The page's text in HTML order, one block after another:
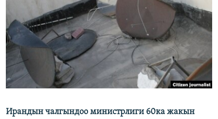
АЗАТТЫК+
ЫҢГАЙСЫЗ СУРООЛОР
ЭЕ/АРнун бардык сайттары
Ирандын чалгындоо министрлиги 60ка жакын